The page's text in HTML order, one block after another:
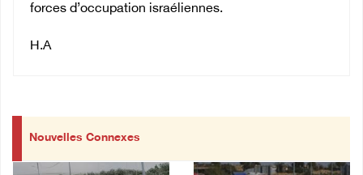
forces d’occupation israéliennes.
H.A
Nouvelles Connexes